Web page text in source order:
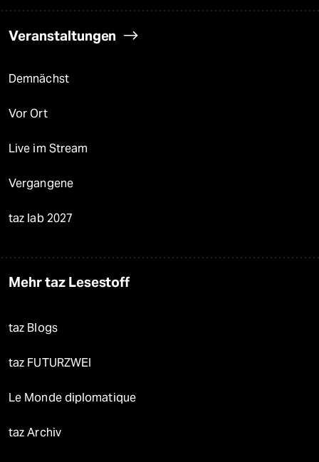
Veranstaltungen
Demnächst
Vor Ort
Live im Stream
Vergangene
taz lab 2027
Mehr taz Lesestoff
taz Blogs
taz FUTURZWEI
Le Monde diplomatique
taz Archiv